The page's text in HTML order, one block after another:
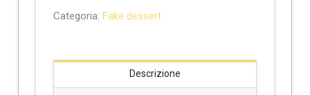
Categoria: Fake dessert
Descrizione